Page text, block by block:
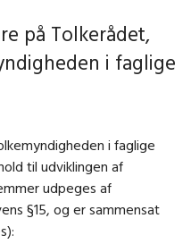
på Tolkerådet,
i faglige
i faglige
til udviklingen af
udpeges af
§15, og er sammensat